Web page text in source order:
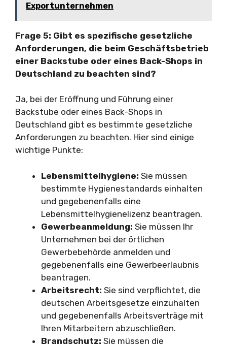
Exportunternehmen
Frage 5: Gibt es spezifische gesetzliche
Anforderungen, die beim Geschäftsbetrieb
einer Backstube oder eines Back-Shops in
Deutschland zu beachten sind?
Ja, bei der Eröffnung und Führung einer
Backstube oder eines Back-Shops in
Deutschland gibt es bestimmte gesetzliche
Anforderungen zu beachten. Hier sind einige
wichtige Punkte:
Lebensmittelhygiene: Sie müssen
bestimmte Hygienestandards einhalten
und gegebenenfalls eine
Lebensmittelhygienelizenz beantragen.
Gewerbeanmeldung: Sie müssen Ihr
Unternehmen bei der örtlichen
Gewerbebehörde anmelden und
gegebenenfalls eine Gewerbeerlaubnis
beantragen.
Arbeitsrecht: Sie sind verpflichtet, die
deutschen Arbeitsgesetze einzuhalten
und gegebenenfalls Arbeitsverträge mit
Ihren Mitarbeitern abzuschließen.
Brandschutz: Sie müssen die